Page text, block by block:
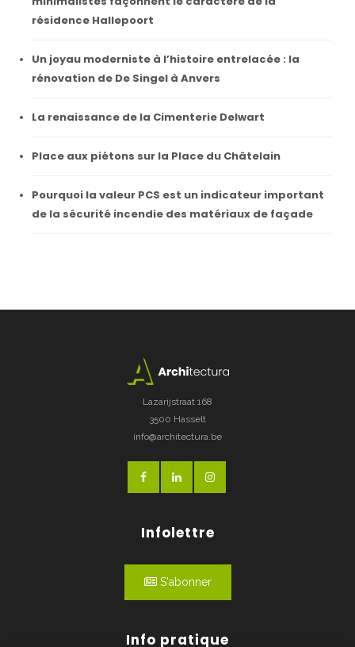
résidence Hallepoort
Un joyau moderniste à l’histoire entrelacée : la
rénovation de De Singel à Anvers
La renaissance de la Cimenterie Delwart
Place aux piétons sur la Place du Châtelain
Pourquoi la valeur PCS est un indicateur important
de la sécurité incendie des matériaux de façade
Lazarijstraat 168
3500 Hasselt
info@architectura.be
Infolettre
S'abonner
Info pratique